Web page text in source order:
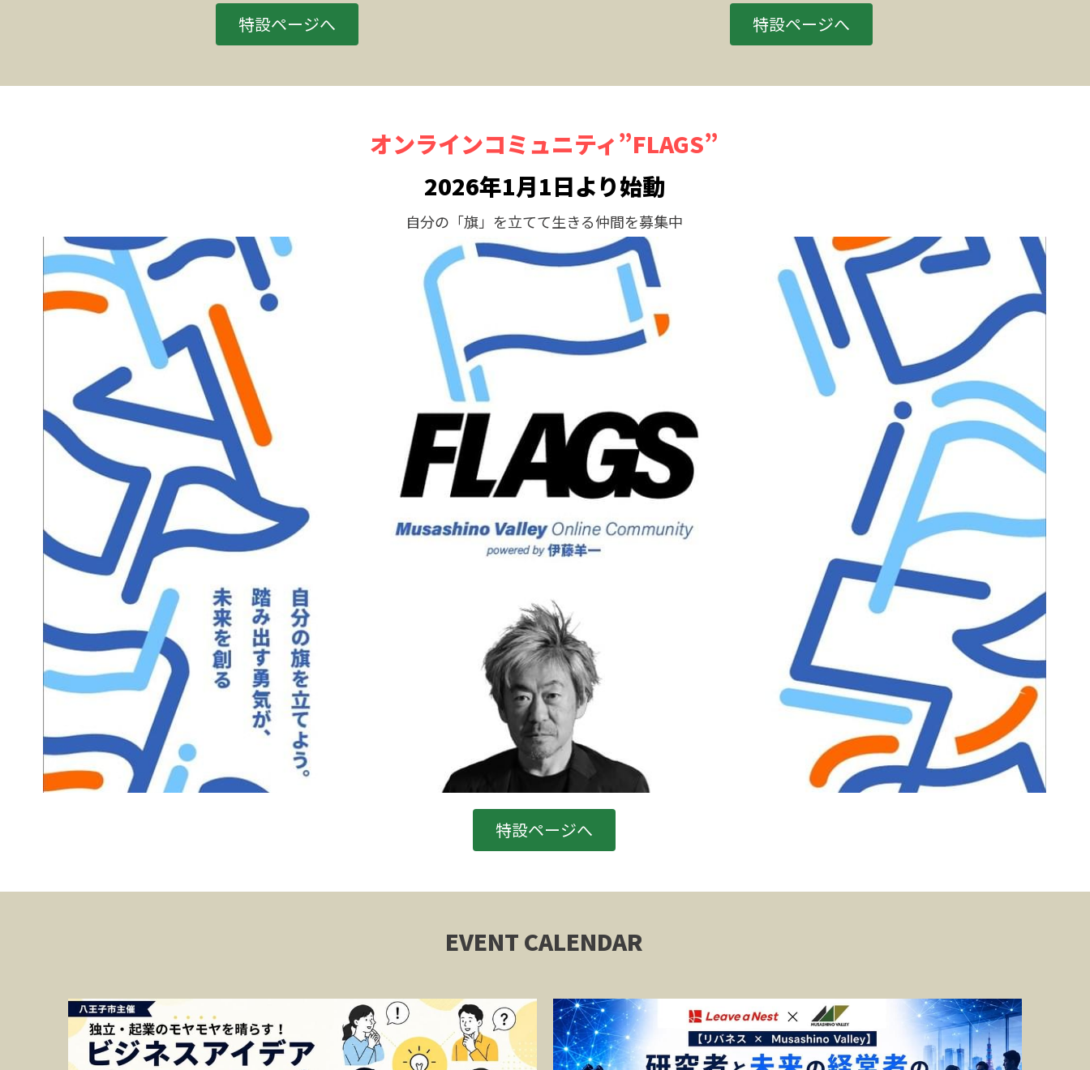
特設ページへ 特設ページへ
オンラインコミュニティ”FLAGS”
2026年1月1日より始動
自分の「旗」を立てて生きる仲間を募集中
特設ページへ
EVENT CALENDAR